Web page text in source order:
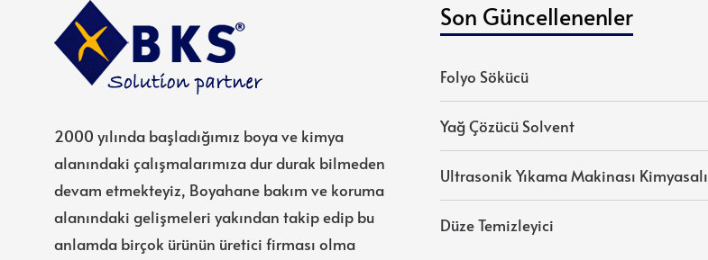
2000 yılında başladığımız boya ve kimya
alanındaki çalışmalarımıza dur durak bilmeden
devam etmekteyiz, Boyahane bakım ve koruma
alanındaki gelişmeleri yakından takip edip bu
anlamda birçok ürünün üretici firması olma
Son Güncellenenler
Folyo Sökücü
Yağ Çözücü Solvent
Ultrasonik Yıkama Makinası Kimyasalı
Düze Temizleyici